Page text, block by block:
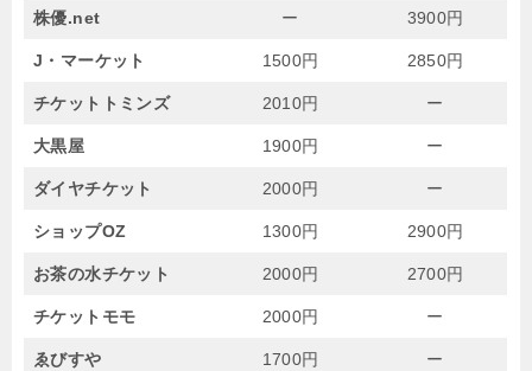
株優.net ー 3900円
J・マーケット 1500円 2850円
チケットトミンズ 2010円 ー
大黒屋 1900円 ー
ダイヤチケット 2000円 ー
ショップOZ 1300円 2900円
お茶の水チケット 2000円 2700円
チケットモモ 2000円 ー
ゑびすや 1700円 ー